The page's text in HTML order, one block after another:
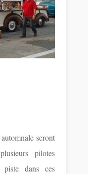
seront
pilotes
dans ces